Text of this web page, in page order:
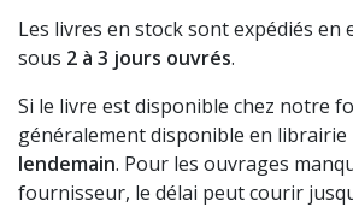
Les livres en stock sont expédiés en
sous 2 à 3 jours ouvrés.
Si le livre est disponible chez notre
généralement disponible en librairie
lendemain. Pour les ouvrages
fournisseur, le délai peut courir